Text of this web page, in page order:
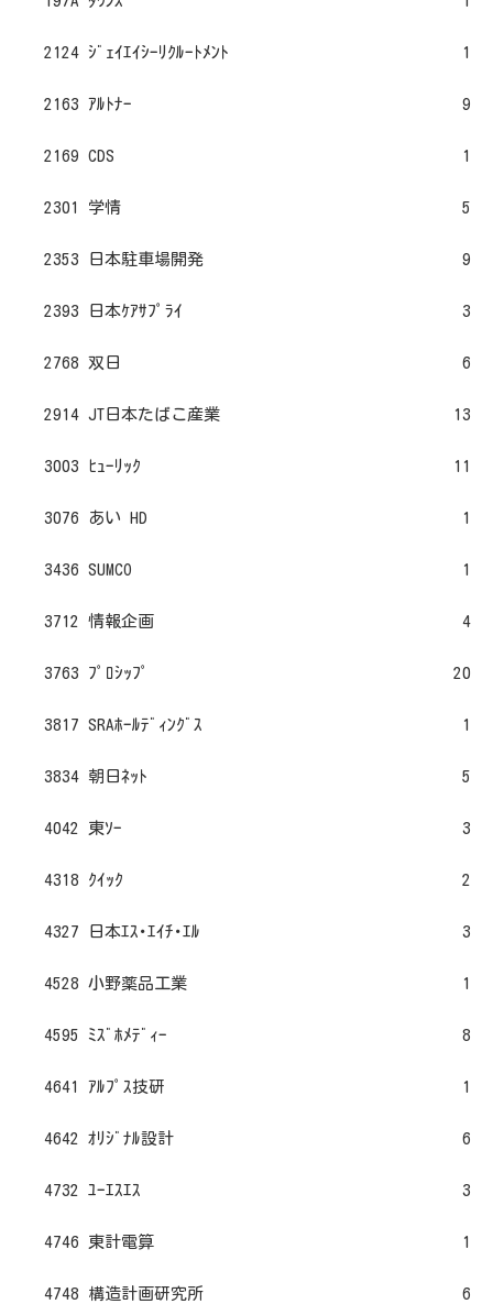
2124 ｼﾞｪｲｴｲｼｰﾘｸﾙｰﾄﾒﾝﾄ 1
2163 ｱﾙﾄﾅｰ 9
2169 CDS 1
2301 学情 5
2353 日本駐車場開発 9
2393 日本ｹｱｻﾌﾟﾗｲ 3
2768 双日 6
2914 JT日本たばこ産業 13
3003 ﾋｭｰﾘｯｸ 11
3076 あい HD 1
3436 SUMCO 1
3712 情報企画 4
3763 ﾌﾟﾛｼｯﾌﾟ 20
3817 SRAﾎｰﾙﾃﾞｨﾝｸﾞｽ 1
3834 朝日ﾈｯﾄ 5
4042 東ｿｰ 3
4318 ｸｲｯｸ 2
4327 日本ｴｽ･ｴｲﾁ･ｴﾙ 3
4528 小野薬品工業 1
4595 ﾐｽﾞﾎﾒﾃﾞｨｰ 8
4641 ｱﾙﾌﾟｽ技研 1
4642 ｵﾘｼﾞﾅﾙ設計 6
4732 ﾕｰｴｽｴｽ 3
4746 東計電算 1
4748 構造計画研究所 6